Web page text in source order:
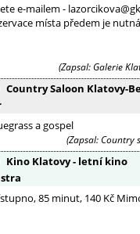
e-mailem -
místa předem je
(Zapsal: Galerie
Country Saloon Klatovy-
a gospel
(Zapsal: Country
Kino Klatovy - letní kino
85 minut, 140 Kč